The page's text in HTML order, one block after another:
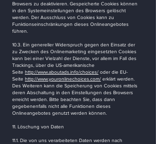
Browsers zu deaktivieren. Gespeicherte Cookies können
in den Systemeinstellungen des Browsers gelöscht
werden. Der Ausschluss von Cookies kann zu
Funktionseinschränkungen dieses Onlineangebotes
führen.
10.3. Ein genereller Widerspruch gegen den Einsatz der
zu Zwecken des Onlinemarketing eingesetzten Cookies
kann bei einer Vielzahl der Dienste, vor allem im Fall des
Trackings, über die US-amerikanische
Seite http://www.aboutads.info/choices/ oder die EU-
Seite http://www.youronlinechoices.com/ erklärt werden.
Des Weiteren kann die Speicherung von Cookies mittels
deren Abschaltung in den Einstellungen des Browsers
erreicht werden. Bitte beachten Sie, dass dann
gegebenenfalls nicht alle Funktionen dieses
Onlineangebotes genutzt werden können.
11. Löschung von Daten
11.1. Die von uns verarbeiteten Daten werden nach